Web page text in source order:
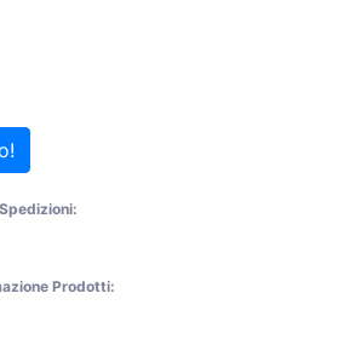
Prodotti: